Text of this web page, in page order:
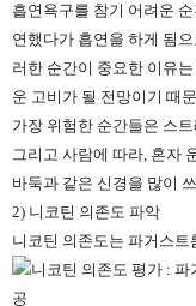
흡연욕구를 참기 어려운
연했다가 흡연을 하게 됨
러한 순간이 중요한 이유
운 고비가 될 전망이기 때
가장 위험한 순간들은 스
그리고 사람에 따라, 혼자
바둑과 같은 신경을 많이
2) 니코틴 의존도 파악
니코틴 의존도는 파거스